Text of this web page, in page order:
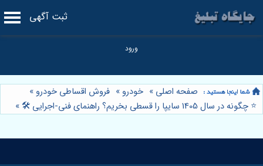
ثبت آگهی
صفحه اصلی » خودرو » فروش اقساطی خودرو »
⭐️ چگونه در سال 1405 سایپا را قسطی بخریم؟ راهنمای فنی-اجرایی 🛠️
»